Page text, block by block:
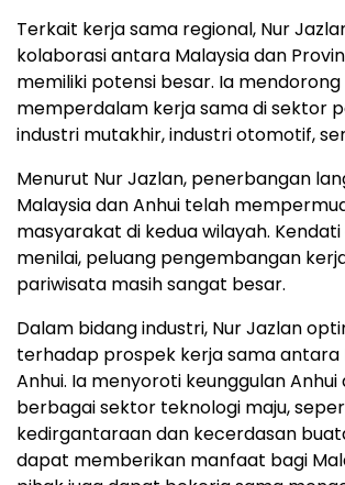
Terkait kerja sama regional, Nur
kolaborasi antara Malaysia dan
memiliki potensi besar. Ia
memperdalam kerja sama di sektor
industri mutakhir, industri otomotif,
Menurut Nur Jazlan, penerbangan
Malaysia dan Anhui telah
masyarakat di kedua wilayah. Kendati
menilai, peluang pengembangan
pariwisata masih sangat besar.
Dalam bidang industri, Nur Jazlan
terhadap prospek kerja sama antara
Anhui. Ia menyoroti keunggulan Anhui
berbagai sektor teknologi maju,
kedirgantaraan dan kecerdasan
dapat memberikan manfaat bagi